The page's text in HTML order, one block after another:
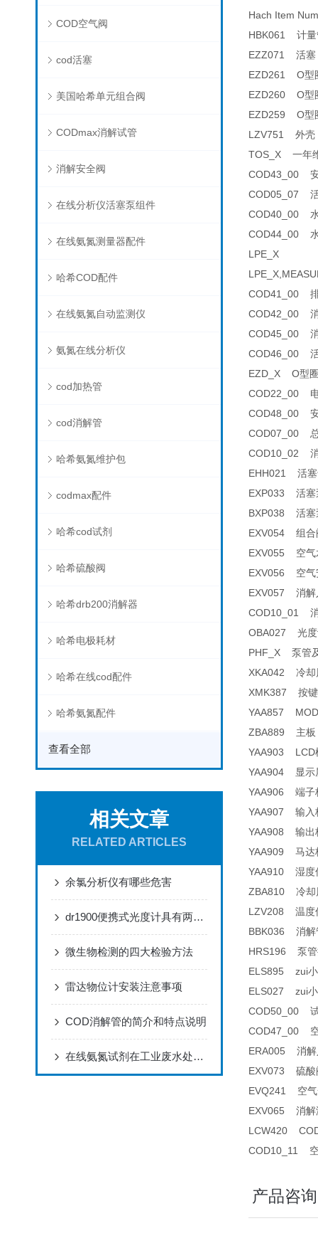
COD空气阀
cod活塞
美国哈希单元组合阀
CODmax消解试管
消解安全阀
在线分析仪活塞泵组件
在线氨氮测量器配件
哈希COD配件
在线氨氮自动监测仪
氨氮在线分析仪
cod加热管
cod消解管
哈希氨氮维护包
codmax配件
哈希cod试剂
哈希硫酸阀
哈希drb200消解器
哈希电极耗材
哈希在线cod配件
哈希氨氮配件
查看全部
相关文章
RELATED ARTICLES
余氯分析仪有哪些危害
dr1900便携式光度计具有两种供电模式
微生物检测的四大检验方法
雷达物位计安装注意事项
COD消解管的简介和特点说明
在线氨氮试剂在工业废水处理中的应用
Hach Item
HBK061 计量
EZZ071 活塞
EZD261 O型
EZD260 O型
EZD259 O型
LZV751 外壳
TOS_X 一年
COD43_00 安
COD05_07 活
COD40_00 水
COD44_00 水
LPE_X
COD41_00 排
COD42_00 消
COD45_00 消
COD46_00 活
EZD_X O型
COD22_00 电
COD48_00
COD07_00
COD10_02
EHH021 活
EXP033 活
BXP038 活
EXV054 组合
EXV055 空气
EXV056 空气
EXV057 消解
COD10_01
OBA027 光
PHF_X 泵管
XKA042 冷却
XMK387 按
YAA857
ZBA889 主板
YAA903 LCD
YAA904 显示
YAA906 端
YAA907 输入
YAA908 输出
YAA909 马
YAA910 湿度
ZBA810 冷
LZV208 温度
BBK036 消
HRS196 泵
ELS895 zui小
ELS027 zui小
COD50_00
COD47_00 空
ERA005 消解
EXV073 硫酸
EVQ241 空
EXV065 消
LCW420
COD10_11 空
产品咨询